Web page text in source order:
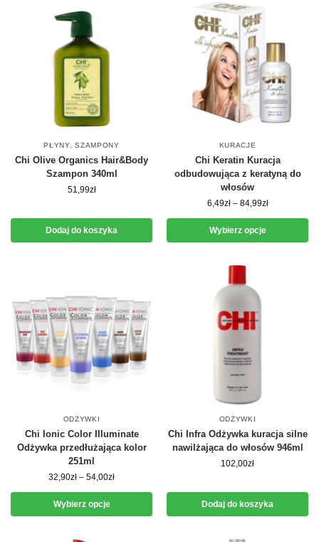
PŁYNY,SZAMPONY
Chi Olive Organics Hair&Body
Szampon 340ml
51,99zł
Dodaj do koszyka
KURACJE
Chi Keratin Kuracja
odbudowująca z keratyną do
włosów
6,49zł – 84,99zł
Wybierz opcje
ODŻYWKI
Chi Ionic Color Illuminate
Odżywka przedłużająca kolor
251ml
32,90zł – 54,00zł
Wybierz opcje
ODŻYWKI
Chi Infra Odżywka kuracja silne
nawilżająca do włosów 946ml
102,00zł
Dodaj do koszyka